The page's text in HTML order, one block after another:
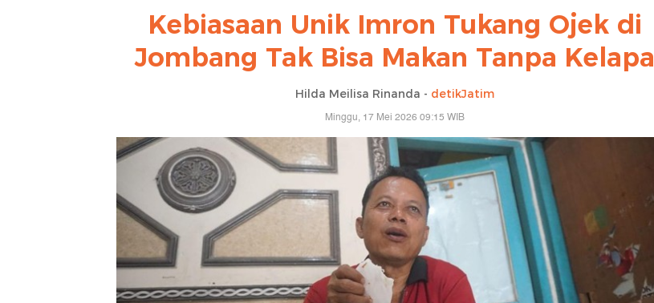
Kebiasaan Unik Imron Tukang Ojek di
Jombang Tak Bisa Makan Tanpa Kelapa
Hilda Meilisa Rinanda - detikJatim
Minggu, 17 Mei 2026 09:15 WIB